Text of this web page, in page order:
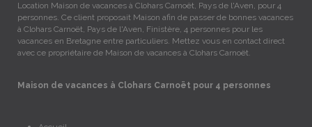
Location Maison de vacances à Clohars Carnoët, Pays de l'Aven, pour 4
personnes. Ce client proposait Maison afin de passer de bonnes vacances
à Clohars Carnoët, Pays de l'Aven, Finistère, 4 personnes pour les
vacances en Bretagne entre particuliers. Mettez vous en contact direct
avec ce propriétaire de Maison de vacances à Clohars Carnoët.
Maison de vacances à Clohars Carnoët pour 4 personnes